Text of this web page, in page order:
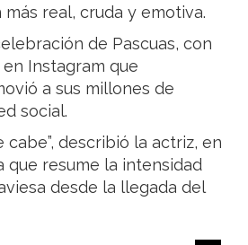
real, cruda y emotiva.
de Pascuas, con
Instagram que
a sus millones de
social.
cabe”, describió la actriz, en
que resume la intensidad
desde la llegada del